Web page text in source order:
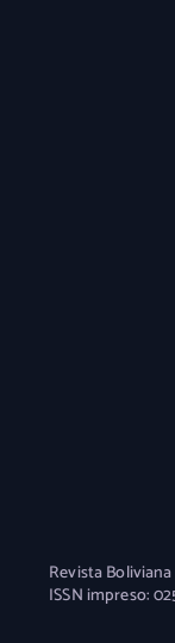
Revista
ISSN impreso: